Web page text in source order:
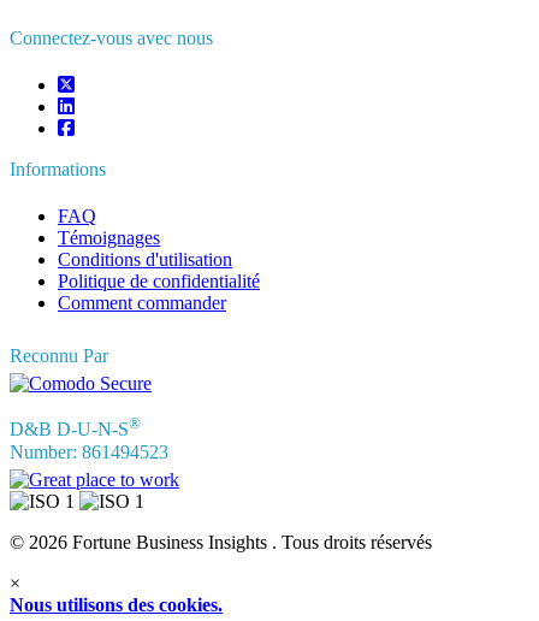
Connectez-vous avec nous
Informations
FAQ
Témoignages
Conditions d'utilisation
Politique de confidentialité
Comment commander
Reconnu Par
D&B D-U-N-S®
Number: 861494523
© 2026 Fortune Business Insights . Tous droits réservés
×
Nous utilisons des cookies.